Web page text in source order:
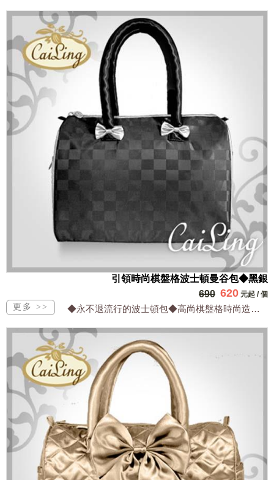
引領時尚棋盤格波士頓曼谷包◆黑銀
690 620 元起 /個
◆永不退流行的波士頓包◆高尚棋盤格時尚造型優◆都會粉領族最愛好搭配◆輕便防水實用...